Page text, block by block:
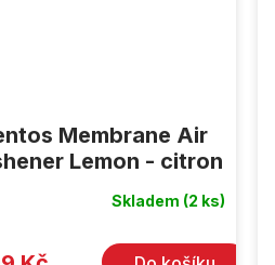
Membrane Air
Lemon - citron
Skladem (2 ks)